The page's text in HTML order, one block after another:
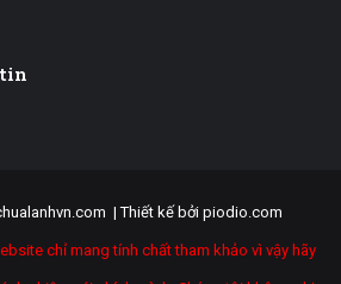
|Thiết kế bởi piodio.com
chỉ mang tính chất tham khảo vì vậy hãy